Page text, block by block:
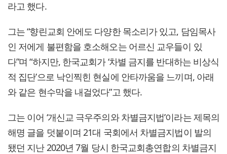
라고 했다.
그는 “향린교회 안에도 다양한 목소리가 있고, 담임목사
인 저에게 불편함을 호소해오는 어르신 교우들이 있
다”며 “하지만, 한국교회가 ‘차별 금지를 반대하는 비상식
적 집단’으로 낙인찍힌 현실에 안타까움을 느끼며, 아래
와 같은 현수막을 내걸었다”고 했다.
그는 이어 ‘개신교 극우주의와 차별금지법’이라는 제목의
해명 글을 덧붙이며 21대 국회에서 차별금지법이 발의
됐던 지난 2020년 7월 당시 한국교회총연합의 차별금지